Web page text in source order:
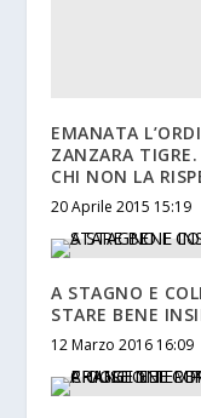
EMANATA
ZANZARA
CHI NON LA
20 Aprile 2015 15:19
A STAGNO E
STARE BENE
12 Marzo 2016 16:09